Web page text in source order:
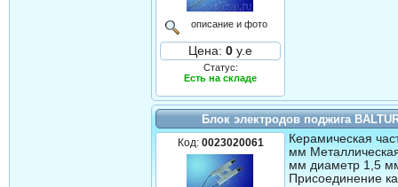
описание и фото
Цена: 0 у.е
Статус:
Есть на складе
Блок электродов поджига
Код: 0023020061
Керамическая
мм
мм диаметр 1,5
Присоединение